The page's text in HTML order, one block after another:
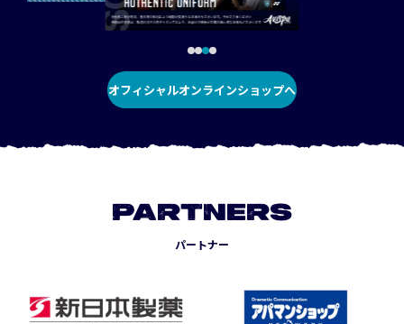
オフィシャルオンラインショップへ
PARTNERS
パートナー